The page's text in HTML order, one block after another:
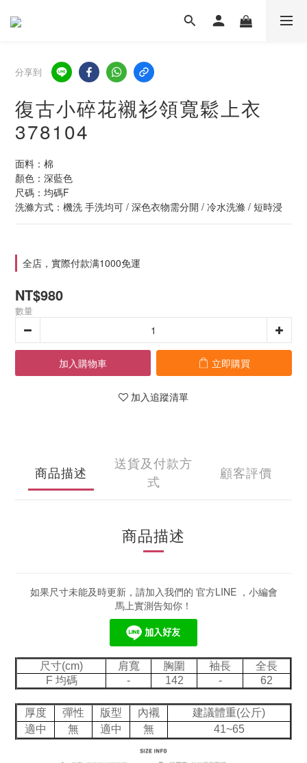
分享到
復古小碎花襯衫領寬鬆上衣
378104
面料：棉
顏色：深藍色
尺碼：均碼F
洗滌方式：機洗 手洗均可 / 深色衣物需分開 / 冷水洗滌 / 短時浸
全店，實際付款满1000免運
NT$980
數量
加入購物車 立即購買
加入追蹤清單
商品描述
送貨及付款方
式
顧客評價
商品描述
如果尺寸未能及時更新，請加入我們的 官方LINE ，小編會
馬上實測告知你！
尺寸(cm) 肩寬 胸圍 袖長
全長
F 均碼
- 142 - 62
厚度 彈性 版型 內襯
建議體重(公斤)
適中
無 適中 無 41~65